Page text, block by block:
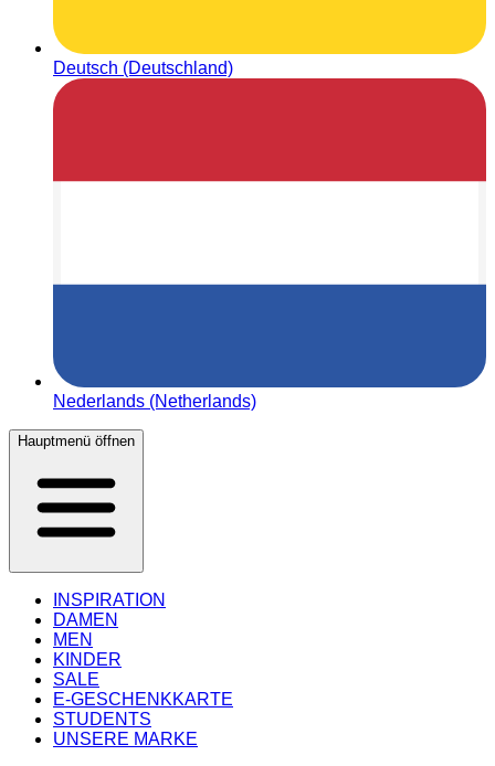
Deutsch (Deutschland)
Nederlands (Netherlands)
Hauptmenü öffnen
INSPIRATION
DAMEN
MEN
KINDER
SALE
E-GESCHENKKARTE
STUDENTS
UNSERE MARKE